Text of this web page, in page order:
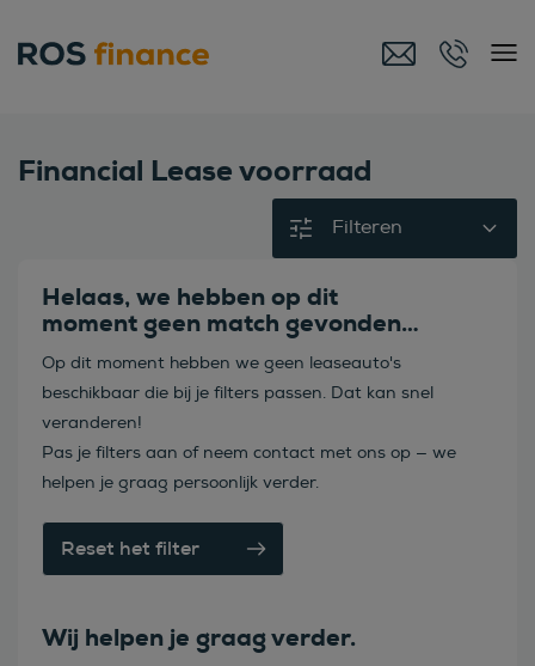
Financial Lease voorraad
Filteren
Helaas, we hebben op dit
moment geen match gevonden…
Op dit moment hebben we geen leaseauto's
beschikbaar die bij je filters passen. Dat kan snel
veranderen!
Pas je filters aan of neem contact met ons op — we
helpen je graag persoonlijk verder.
Reset het filter
Wij helpen je graag verder.